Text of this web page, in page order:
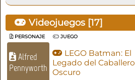
Videojuegos [17]
PERSONAJE JUEGO
Alfred
Pennyworth
LEGO Batman: El
Legado del Caballero
Oscuro